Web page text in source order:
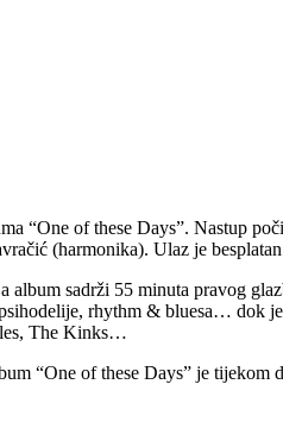
“One of these Days”. Nastup
(harmonika). Ulaz je
album sadrži 55 minuta pravog
rhythm & bluesa… dok
The Kinks…
“One of these Days” je tijekom